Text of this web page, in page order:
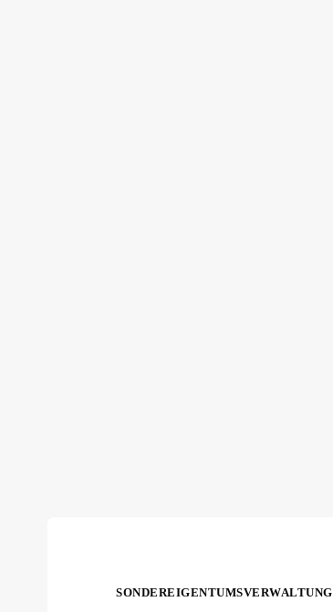
SONDEREIGENTUMSVERWALTUNG